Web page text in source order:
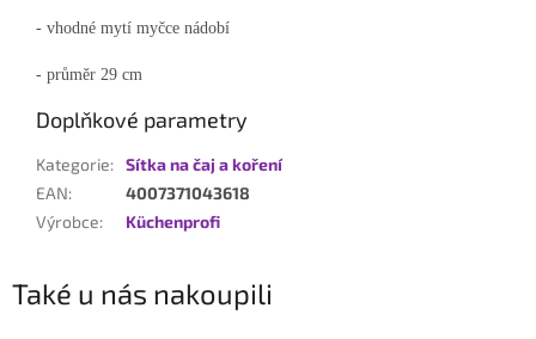
- vhodné mytí myčce nádobí
- průměr 29 cm
Doplňkové parametry
Kategorie: Sítka na čaj a koření
EAN:
4007371043618
Výrobce: Küchenprofi
Také u nás nakoupili